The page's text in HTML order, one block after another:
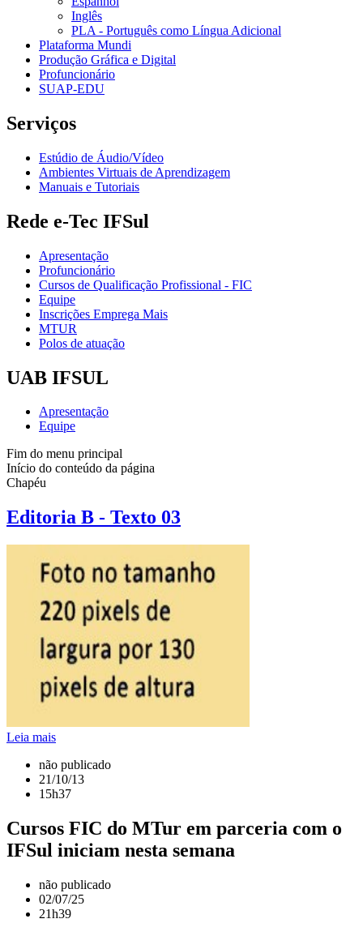
Inglês
PLA - Português como Língua Adicional
Plataforma Mundi
Produção Gráfica e Digital
Profuncionário
SUAP-EDU
Serviços
Estúdio de Áudio/Vídeo
Ambientes Virtuais de Aprendizagem
Manuais e Tutoriais
Rede e-Tec IFSul
Apresentação
Profuncionário
Cursos de Qualificação Profissional - FIC
Equipe
Inscrições Emprega Mais
MTUR
Polos de atuação
UAB IFSUL
Apresentação
Equipe
Fim do menu principal
Início do conteúdo da página
Chapéu
Editoria B - Texto 03
Leia mais
não publicado
21/10/13
15h37
Cursos FIC do MTur em parceria com o
IFSul iniciam nesta semana
não publicado
02/07/25
21h39